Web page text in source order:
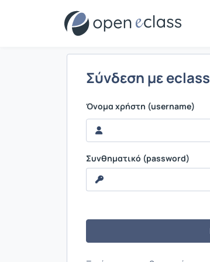
Σύνδεση
Σύνδεση με eclass
Όνομα χρήστη (username)
Συνθηματικό (password)